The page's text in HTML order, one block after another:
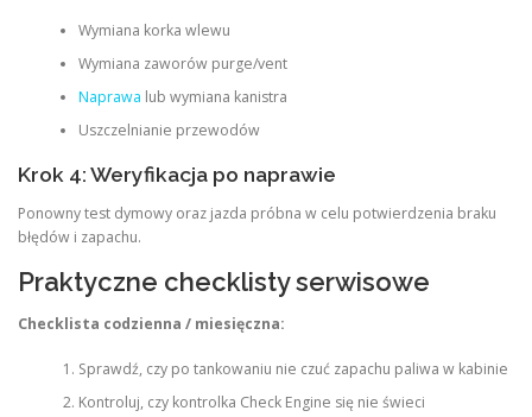
Wymiana korka wlewu
Wymiana zaworów purge/vent
Naprawa lub wymiana kanistra
Uszczelnianie przewodów
Krok 4: Weryfikacja po naprawie
Ponowny test dymowy oraz jazda próbna w celu potwierdzenia braku
błędów i zapachu.
Praktyczne checklisty serwisowe
Checklista codzienna / miesięczna:
Sprawdź, czy po tankowaniu nie czuć zapachu paliwa w kabinie
Kontroluj, czy kontrolka Check Engine się nie świeci